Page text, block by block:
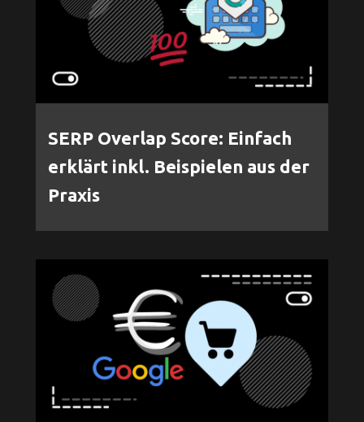
SERP Overlap Score: Einfach
erklärt inkl. Beispielen aus der
Praxis